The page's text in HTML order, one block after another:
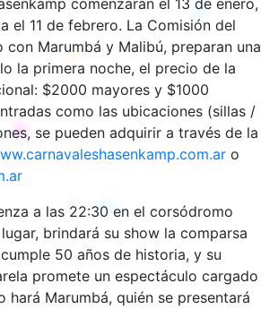
comenzarán el 13 de enero,
el 11 de febrero. La Comisión del
con Marumbá y Malibú, preparan una
la primera noche, el precio de la
$2000 mayores y $1000
como las ubicaciones (sillas /
se pueden adquirir a través de la
o
a las 22:30 en el corsódromo
brindará su show la comparsa
50 años de historia, y su
promete un espectáculo cargado
hará Marumbá, quién se presentará